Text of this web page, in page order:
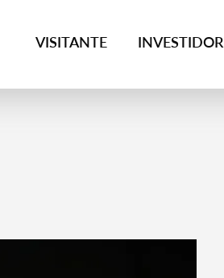
VISITANTE INVESTIDOR